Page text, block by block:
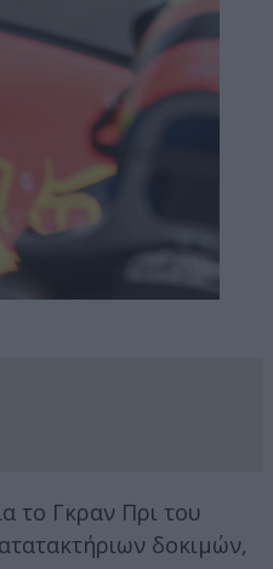
το Γκραν Πρι του
δοκιμών,